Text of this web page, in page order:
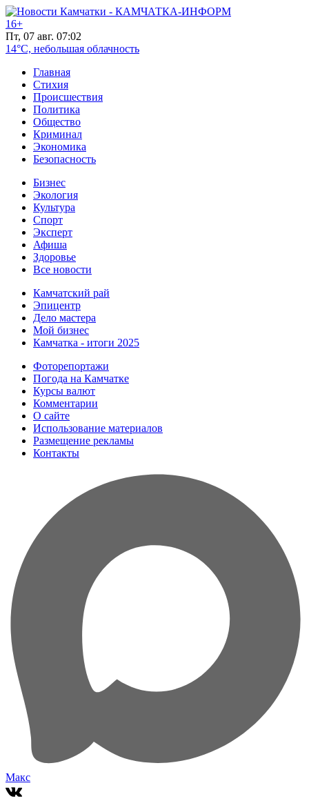
16+
Пт, 07 авг. 07:02
14°C, небольшая облачность
Главная
Стихия
Происшествия
Политика
Общество
Криминал
Экономика
Безопасность
Бизнес
Экология
Культура
Спорт
Эксперт
Афиша
Здоровье
Все новости
Камчатский рай
Эпицентр
Дело мастера
Мой бизнес
Камчатка - итоги 2025
Фоторепортажи
Погода на Камчатке
Курсы валют
Комментарии
О сайте
Использование материалов
Размещение рекламы
Контакты
Макс